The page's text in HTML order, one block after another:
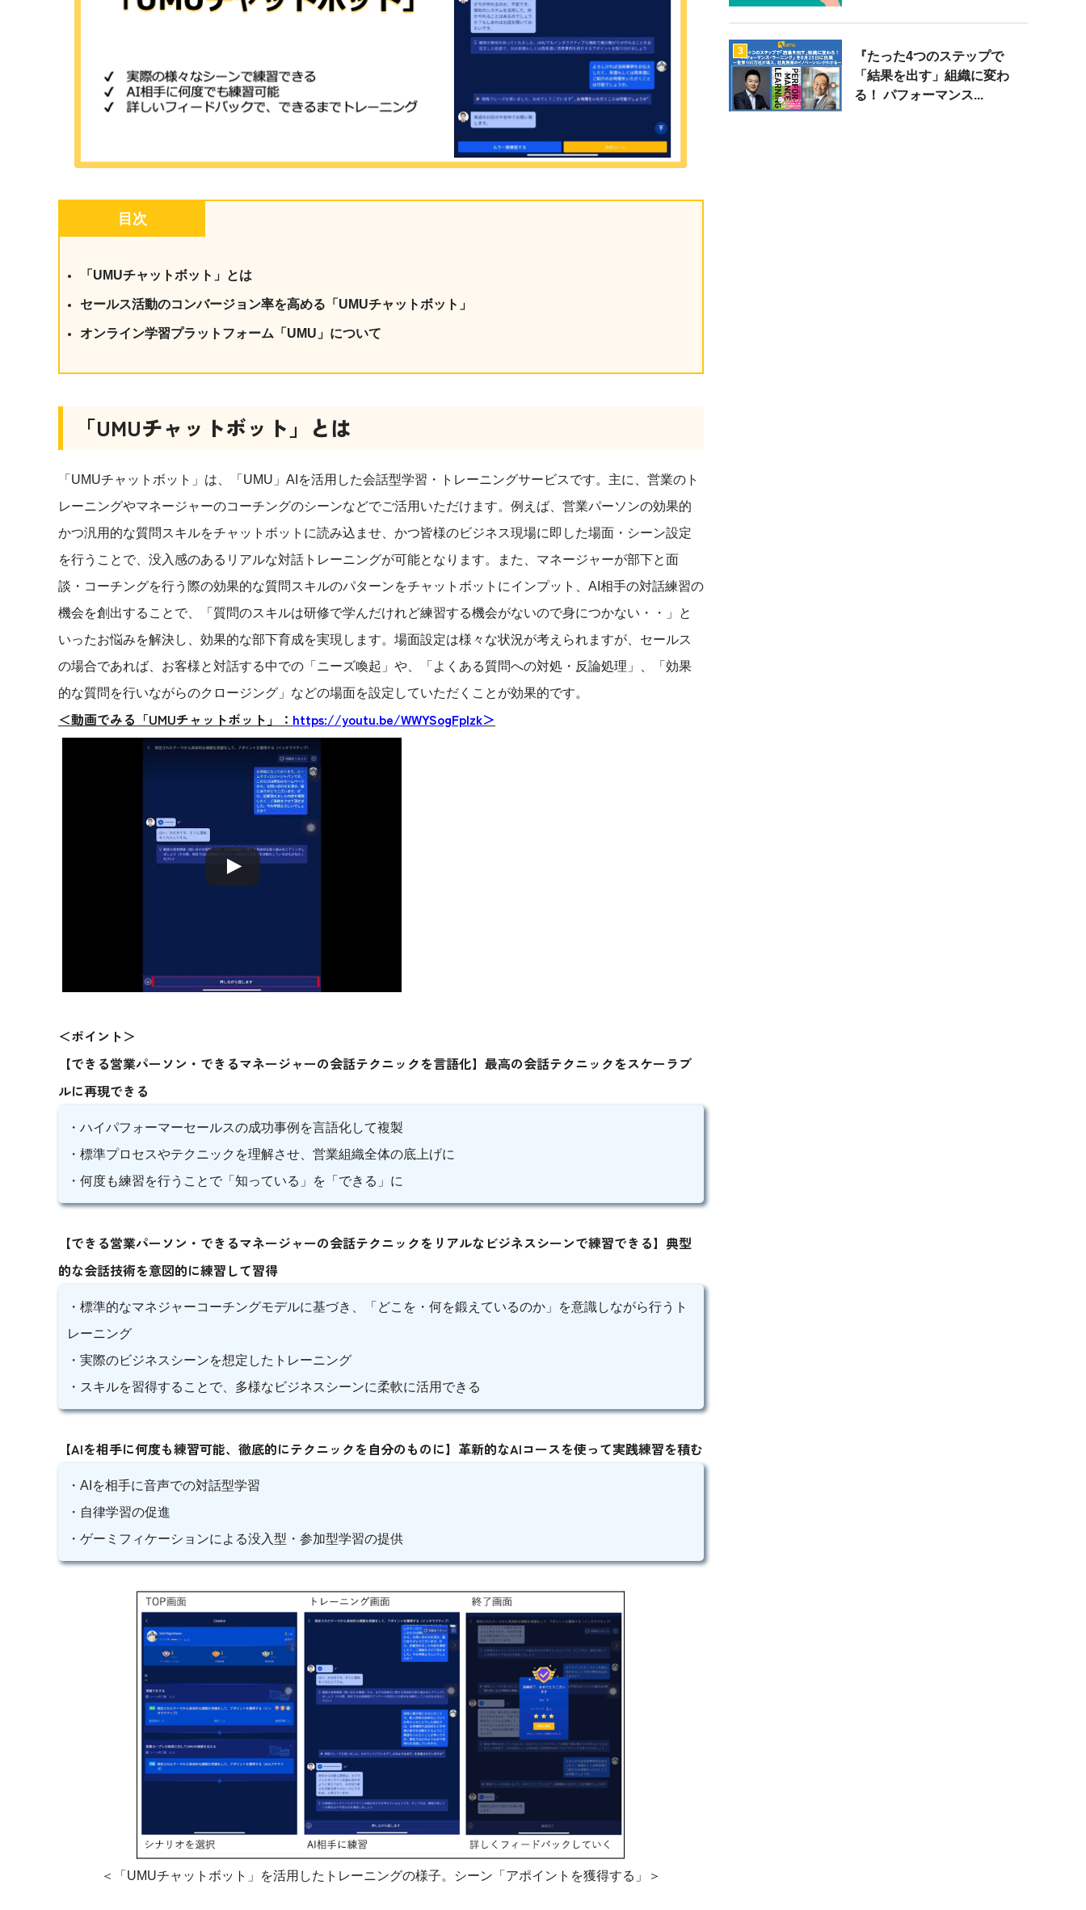
目次
「UMUチャットボット」とは
セールス活動のコンバージョン率を高める「UMUチャットボット」
オンライン学習プラットフォーム「UMU」について
「UMUチャットボット」とは
「UMUチャットボット」は、「UMU」AIを活用した会話型学習・トレーニングサービスです。主に、営業のト
レーニングやマネージャーのコーチングのシーンなどでご活用いただけます。例えば、営業パーソンの効果的
かつ汎用的な質問スキルをチャットボットに読み込ませ、かつ皆様のビジネス現場に即した場面・シーン設定
を行うことで、没入感のあるリアルな対話トレーニングが可能となります。また、マネージャーが部下と面
談・コーチングを行う際の効果的な質問スキルのパターンをチャットボットにインプット、AI相手の対話練習の
機会を創出することで、「質問のスキルは研修で学んだけれど練習する機会がないので身につかない・・」と
いったお悩みを解決し、効果的な部下育成を実現します。場面設定は様々な状況が考えられますが、セールス
の場合であれば、お客様と対話する中での「ニーズ喚起」や、「よくある質問への対処・反論処理」、「効果
的な質問を行いながらのクロージング」などの場面を設定していただくことが効果的です。
＜動画でみる「UMUチャットボット」： https://youtu.be/WWYSogFplzk＞
＜ポイント＞
【できる営業パーソン・できるマネージャーの会話テクニックを言語化】最高の会話テクニックをスケーラブ
ルに再現できる
・ハイパフォーマーセールスの成功事例を言語化して複製
・標準プロセスやテクニックを理解させ、営業組織全体の底上げに
・何度も練習を行うことで「知っている」を「できる」に
【できる営業パーソン・できるマネージャーの会話テクニックをリアルなビジネスシーンで練習できる】典型
的な会話技術を意図的に練習して習得
・標準的なマネジャーコーチングモデルに基づき、「どこを・何を鍛えているのか」を意識しながら行うト
レーニング
・実際のビジネスシーンを想定したトレーニング
・スキルを習得することで、多様なビジネスシーンに柔軟に活用できる
【AIを相手に何度も練習可能、徹底的にテクニックを自分のものに】革新的なAIコースを使って実践練習を積む
・AIを相手に音声での対話型学習
・自律学習の促進
・ゲーミフィケーションによる没入型・参加型学習の提供
＜「UMUチャットボット」を活用したトレーニングの様子。シーン「アポイントを獲得する」＞
3
『たった4つのステップで
「結果を出す」組織に変わ
る！ パフォーマンス...